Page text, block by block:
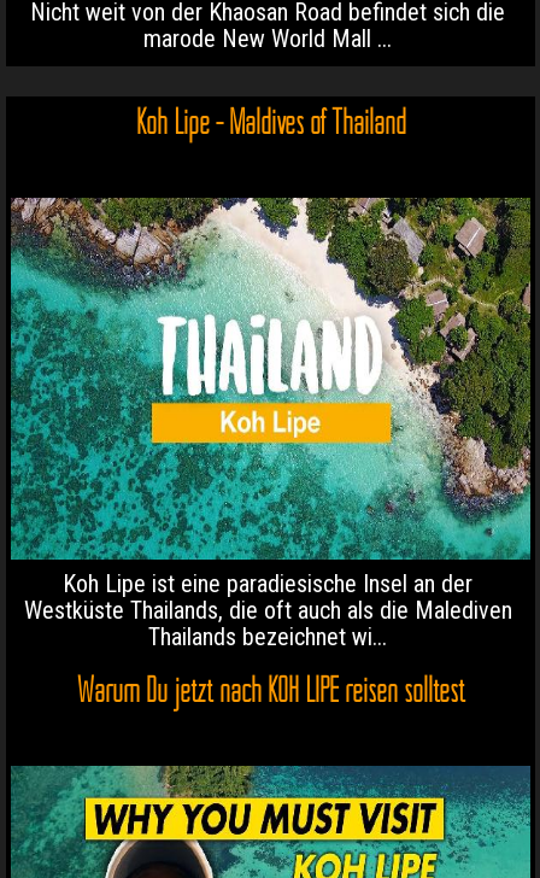
Nicht weit von der Khaosan Road befindet sich die
marode New World Mall ...
Koh Lipe - Maldives of Thailand
Koh Lipe ist eine paradiesische Insel an der
Westküste Thailands, die oft auch als die Malediven
Thailands bezeichnet wi...
Warum Du jetzt nach KOH LIPE reisen solltest